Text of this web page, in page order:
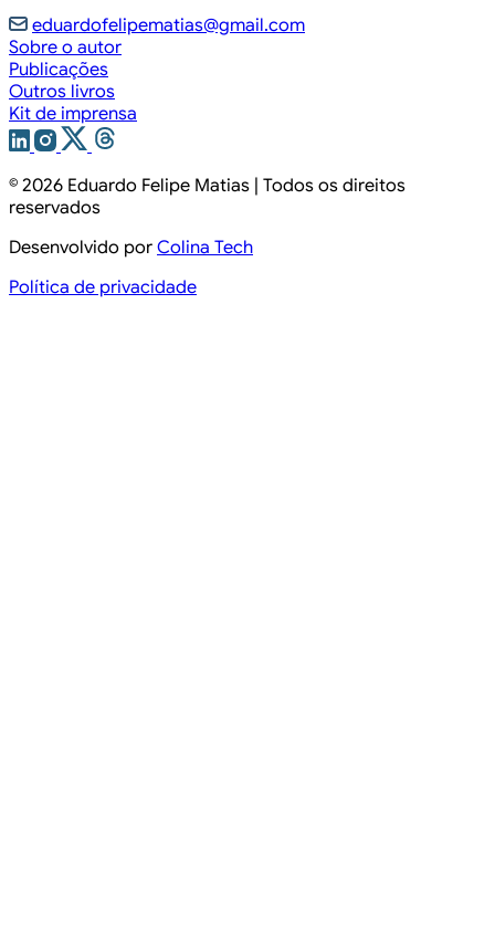
eduardofelipematias@gmail.com
Sobre o autor
Publicações
Outros livros
Kit de imprensa
© 2026 Eduardo Felipe Matias | Todos os direitos
reservados
Desenvolvido por Colina Tech
Política de privacidade